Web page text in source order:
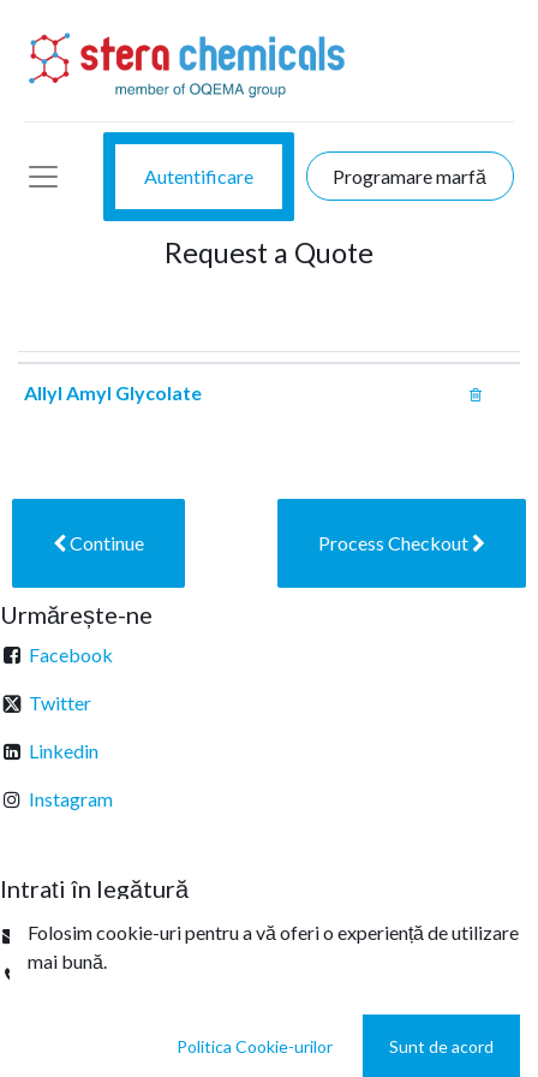
Autentificare Programare marfă
Request a Quote
Allyl Amyl Glycolate
Continue Process Checkout
Urmărește-ne
Facebook
Twitter
Linkedin
Instagram
Intrați în legătură
office@sterachemicals.ro
+40 21 457 03 22
Folosim cookie-uri pentru a vă oferi o experiență de utilizare
mai bună.
Politica Cookie-urilor Sunt de acord